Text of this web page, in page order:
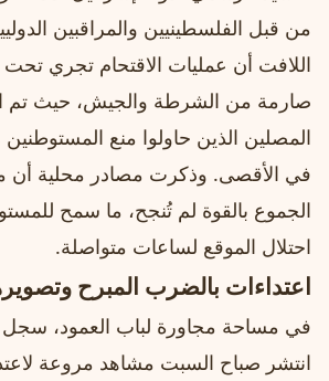
من قبل الفلسطينيين والمراقبين
اللافت أن عمليات الاقتحام تجري تحت
صارمة من الشرطة والجيش، حيث تم
المصلين الذين حاولوا منع
في الأقصى. وذكرت مصادر محلية أن
الجموع بالقوة لم تُنجح، ما سمح
احتلال الموقع لساعات متواصلة.
اعتداءات بالضرب المبرح
في مساحة مجاورة لباب العمود،
انتشر صباح السبت مشاهد مروعة